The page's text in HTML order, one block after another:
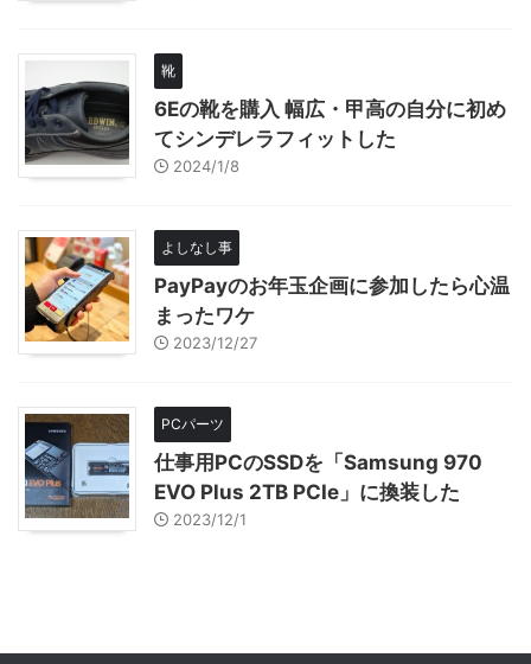
靴
6Eの靴を購入 幅広・甲高の自分に初め
てシンデレラフィットした
2024/1/8
よしなし事
PayPayのお年玉企画に参加したら心温
まったワケ
2023/12/27
PCパーツ
仕事用PCのSSDを「Samsung 970
EVO Plus 2TB PCIe」に換装した
2023/12/1